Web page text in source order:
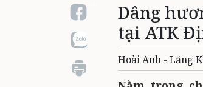
QUÊ HƯƠNG - ĐẤT NƯỚC
VĂN BẢN, CHÍNH SÁCH MỚI
Dâng
tại ATK
Hoài Anh - Lăng